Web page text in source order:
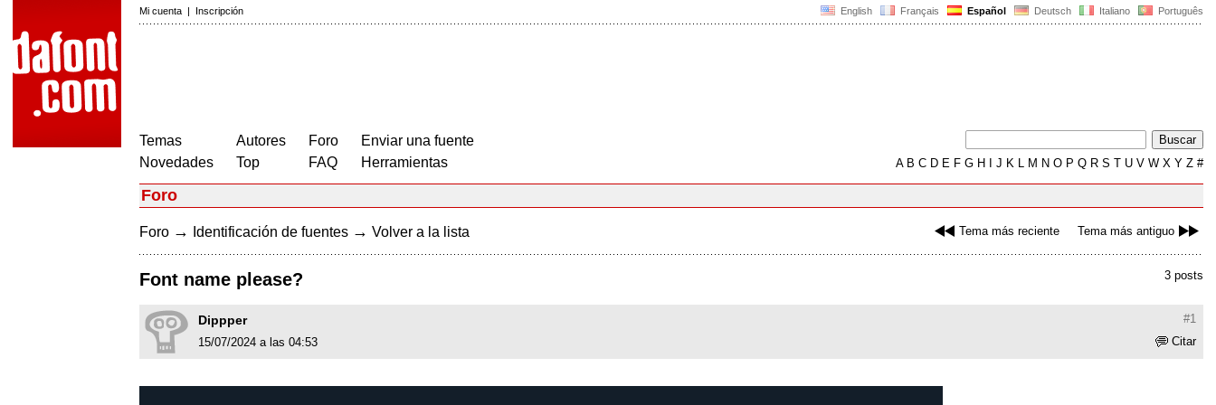
English Français Español Deutsch Italiano Português
Mi cuenta | Inscripción
Temas
Novedades
Autores
Top
Foro
FAQ
Enviar una fuente
Herramientas
AB C D E F G H J K L M N O P Q R S T U V W X Y Z #
Foro
Tema más reciente Tema más antiguo
Foro → Identificación de fuentes → Volver a la lista
3 posts
Font name please?
#1
Dippper
Citar
15/07/2024 a las 04:53